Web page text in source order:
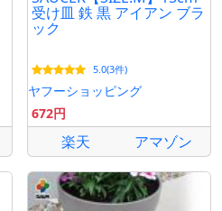
受け皿 鉄 黒 アイアン ブラ
ック
5.0(3件)
ヤフーショッピング
672円
楽天 アマゾン